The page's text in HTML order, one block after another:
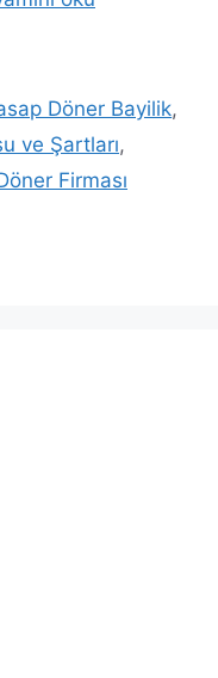
Döner Bayilik,
ve Şartları,
Firması